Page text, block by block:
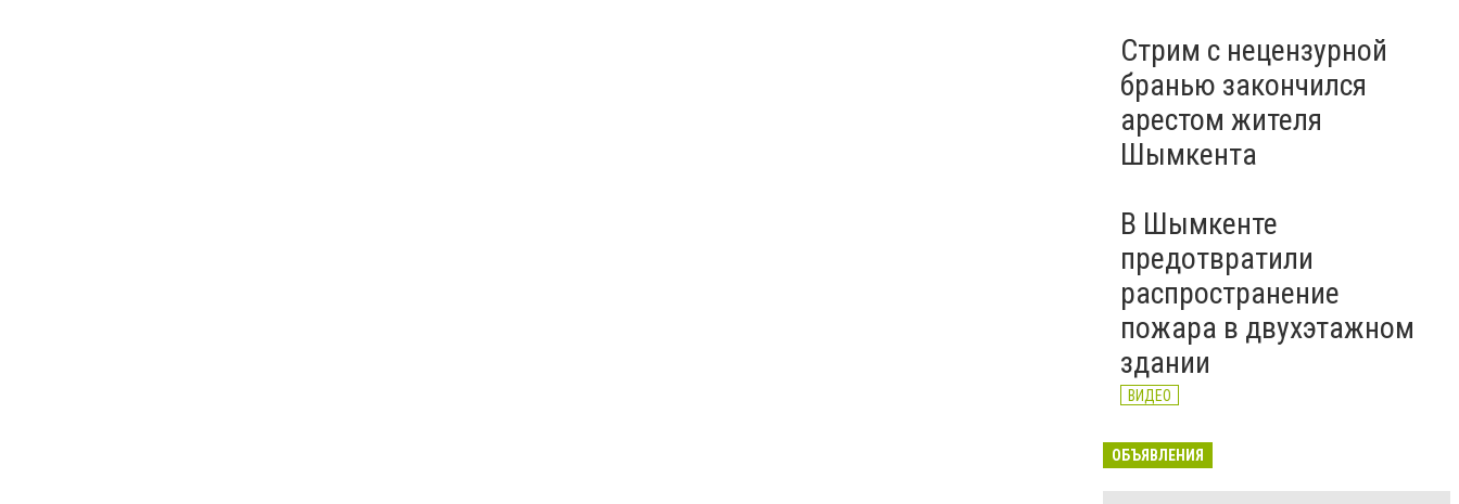
Стрим с нецензурной
бранью закончился
арестом жителя
Шымкента
В Шымкенте
предотвратили
распространение
пожара в двухэтажном
здании
ВИДЕО
ОБЪЯВЛЕНИЯ